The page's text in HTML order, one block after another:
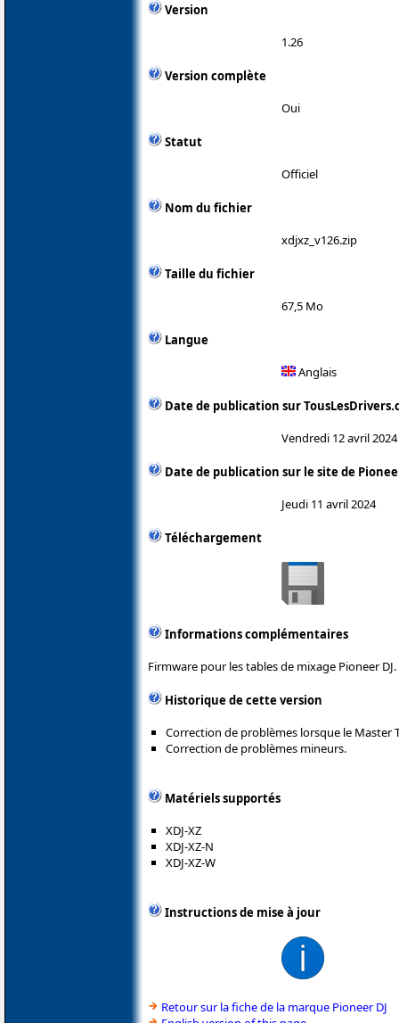
Version
1.26
Version complète
Oui
Statut
Officiel
Nom du fichier
xdjxz_v126.zip
Taille du fichier
67,5 Mo
Langue
Anglais
Date de publication sur
Vendredi 12 avril 2024
Date de publication sur le site de
Jeudi 11 avril 2024
Téléchargement
Informations complémentaires
Firmware pour les tables de mixage Pioneer DJ.
Historique de cette version
Correction de problèmes lorsque le Master
Correction de problèmes mineurs.
Matériels supportés
XDJ-XZ
XDJ-XZ-N
XDJ-XZ-W
Instructions de mise à jour
Retour sur la fiche de la marque Pioneer DJ